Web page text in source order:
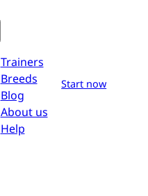
Trainers
Breeds
Blog
About us
Help
Start now